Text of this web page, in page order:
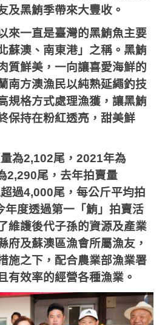
及黑鮪季帶來大豐收。
來一直是臺灣的黑鮪魚主要
蘇澳、南東港」之稱。黑鮪
質鮮美，一向讓喜愛海鮮的
南方澳漁民以純熟延繩釣技
規格方式處理漁獲，讓黑鮪
保持在粉紅透亮，甜美鮮
為2,102尾，2021年為
2,290尾，去年拍賣量
過4,000尾，每公斤平均拍
年度透過第一「鮪」拍賣活
維護後代子孫的資源及產業
府及蘇澳區漁會所屬漁友，
施之下，配合農業部漁業署
有效率的經營各種漁業。